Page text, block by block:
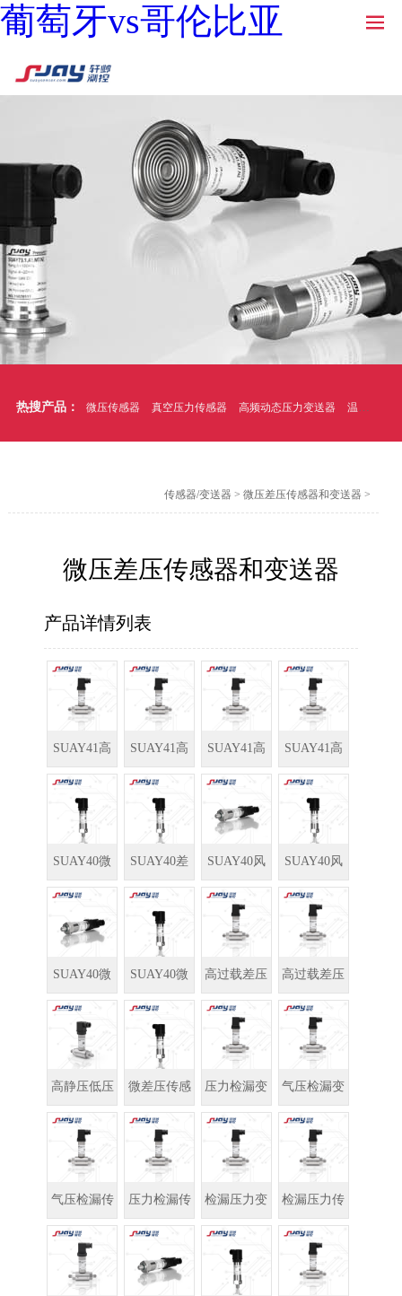
葡萄牙vs哥伦比亚
热搜产品： 微压传感器 真空压力传感器 高频动态压力变送器 温压一体式压力传感器
传感器/变送器 >微压差压传感器和变送器 >
微压差压传感器和变送器
产品详情列表
SUAY41高
静压低压差
传感器
SUAY41高
静压压差传
感器
SUAY41高
静压低压差
变送器
SUAY41高
静压压差变
送器
SUAY40微
差压变送器
SUAY40差
压传感器
SUAY40风
压传感器
SUAY40风
压变送器
SUAY40微
压力变送器
SUAY40微
压力传感器
高过载差压
变送器
高过载差压
传感器
高静压低压
差测量变送
器
微差压传感
器
压力检漏变
送器
气压检漏变
送器
气压检漏传
感器
压力检漏传
感器
检漏压力变
送器
检漏压力传
感器